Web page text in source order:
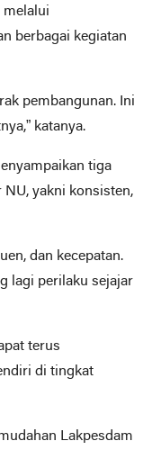
melalui
berbagai kegiatan
pembangunan. Ini
katanya.
tiga
yakni konsisten,
dan kecepatan.
lagi perilaku sejajar
terus
di tingkat
Lakpesdam